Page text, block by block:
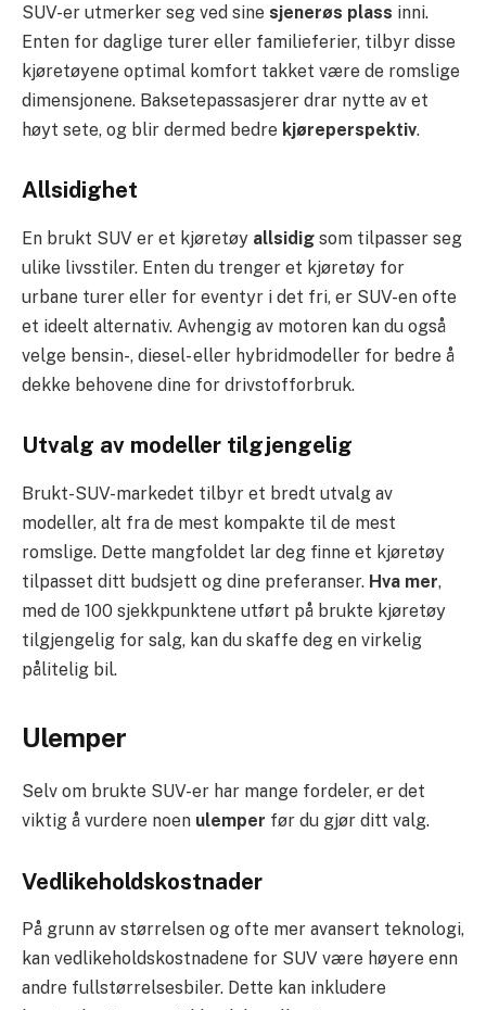
SUV-er utmerker seg ved sine sjenerøs plass inni.
Enten for daglige turer eller familieferier, tilbyr disse
kjøretøyene optimal komfort takket være de romslige
dimensjonene. Baksetepassasjerer drar nytte av et
høyt sete, og blir dermed bedre kjøreperspektiv.
Allsidighet
En brukt SUV er et kjøretøy allsidig som tilpasser seg
ulike livsstiler. Enten du trenger et kjøretøy for
urbane turer eller for eventyr i det fri, er SUV-en ofte
et ideelt alternativ. Avhengig av motoren kan du også
velge bensin-, diesel- eller hybridmodeller for bedre å
dekke behovene dine for drivstofforbruk.
Utvalg av modeller tilgjengelig
Brukt-SUV-markedet tilbyr et bredt utvalg av
modeller, alt fra de mest kompakte til de mest
romslige. Dette mangfoldet lar deg finne et kjøretøy
tilpasset ditt budsjett og dine preferanser. Hva mer,
med de 100 sjekkpunktene utført på brukte kjøretøy
tilgjengelig for salg, kan du skaffe deg en virkelig
pålitelig bil.
Ulemper
Selv om brukte SUV-er har mange fordeler, er det
viktig å vurdere noen ulemper før du gjør ditt valg.
Vedlikeholdskostnader
På grunn av størrelsen og ofte mer avansert teknologi,
kan vedlikeholdskostnadene for SUV være høyere enn
andre fullstørrelsesbiler. Dette kan inkludere